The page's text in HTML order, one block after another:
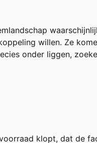
willen. Ze
onder liggen,
klopt, dat de